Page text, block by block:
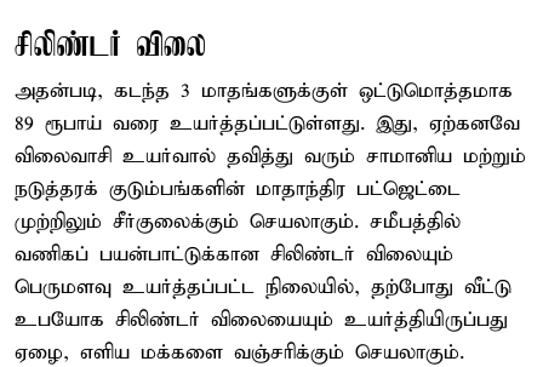
சிலிண்டர் விலை
அதன்படி, கடந்த 3 மாதங்களுக்குள் ஒட்டுமொத்தமாக
89 ரூபாய் வரை உயர்த்தப்பட்டுள்ளது. இது, ஏற்கனவே
விலைவாசி உயர்வால் தவித்து வரும் சாமானிய மற்றும்
நடுத்தரக் குடும்பங்களின் மாதாந்திர பட்ஜெட்டை
முற்றிலும் சீர்குலைக்கும் செயலாகும். சமீபத்தில்
வணிகப் பயன்பாட்டுக்கான சிலிண்டர் விலையும்
பெருமளவு உயர்த்தப்பட்ட நிலையில், தற்போது வீட்டு
உபயோக சிலிண்டர் விலையையும் உயர்த்தியிருப்பது
ஏழை, எளிய மக்களை வஞ்சரிக்கும் செயலாகும்.